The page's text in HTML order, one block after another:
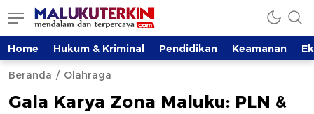
Home Hukum & Kriminal Pendidikan Keamanan
Beranda Olahraga
Gala Karya Zona Maluku: PLN &